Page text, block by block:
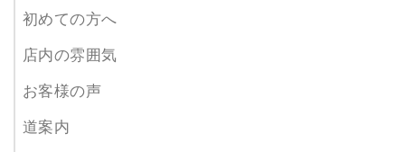
初めての方へ
店内の雰囲気
お客様の声
道案内